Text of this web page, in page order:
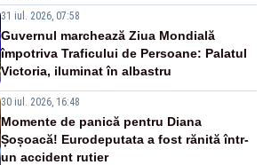
31 iul. 2026, 07:58
Guvernul marchează Ziua Mondială
împotriva Traficului de Persoane: Palatul
Victoria, iluminat în albastru
30 iul. 2026, 16:48
Momente de panică pentru Diana
Șoșoacă! Eurodeputata a fost rănită într-
un accident rutier